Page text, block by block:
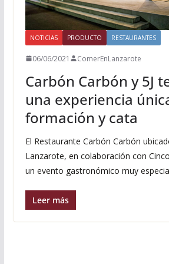
NOTICIAS PRODUCTO RESTAURANTES
06/06/2021 ComerEnLanzarote
Carbón Carbón y 5J
una experiencia
formación y cata
El Restaurante Carbón Carbón
Lanzarote, en colaboración con
un evento gastronómico muy
Leer más